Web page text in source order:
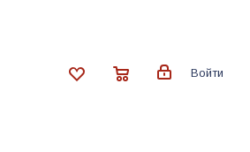
Войти